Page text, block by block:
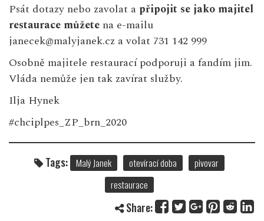
Psát dotazy nebo zavolat a připojit se jako majitel
restaurace můžete na e-mailu
janecek@malyjanek.cz a volat 731 142 999
Osobně majitele restaurací podporuji a fandím jim.
Vláda nemůže jen tak zavírat služby.
Ilja Hynek
#chciplpes_ZP_brn_2020
Tags: Malý Janek otevírací doba
pivovar
restaurace
Share: